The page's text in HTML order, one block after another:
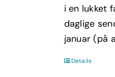
i en lukket
daglige
januar (på
Details